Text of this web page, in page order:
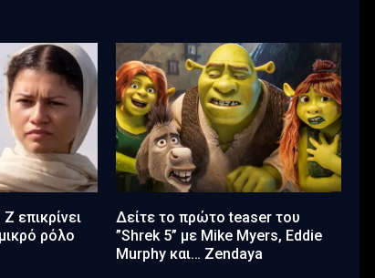
επικρίνει
ρόλο
Δείτε το πρώτο teaser του
”Shrek 5” με Mike Myers, Eddie
Murphy και… Zendaya